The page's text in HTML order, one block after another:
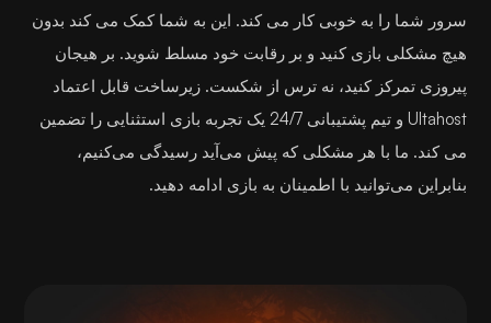
سرور شما را به خوبی کار می کند. این به شما کمک می کند بدون
هیچ مشکلی بازی کنید و بر رقابت خود مسلط شوید. بر هیجان
پیروزی تمرکز کنید، نه ترس از شکست. زیرساخت قابل اعتماد
Ultahost و تیم پشتیبانی 24/7 یک تجربه بازی استثنایی را تضمین
می کند. ما با هر مشکلی که پیش می‌آید رسیدگی می‌کنیم،
بنابراین می‌توانید با اطمینان به بازی ادامه دهید.